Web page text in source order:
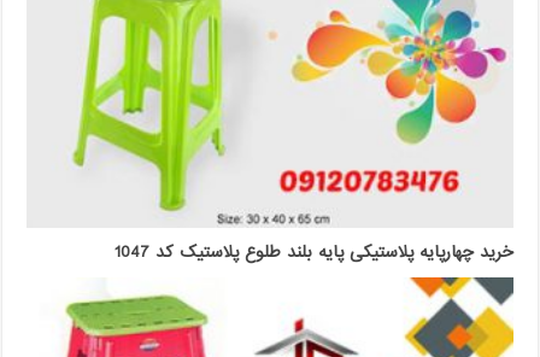
خرید چهارپایه پلاستیکی پایه بلند طلوع پلاستیک کد 1047